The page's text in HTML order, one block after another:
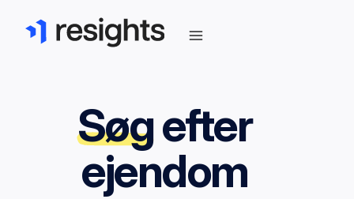
Søgefter
ejendom